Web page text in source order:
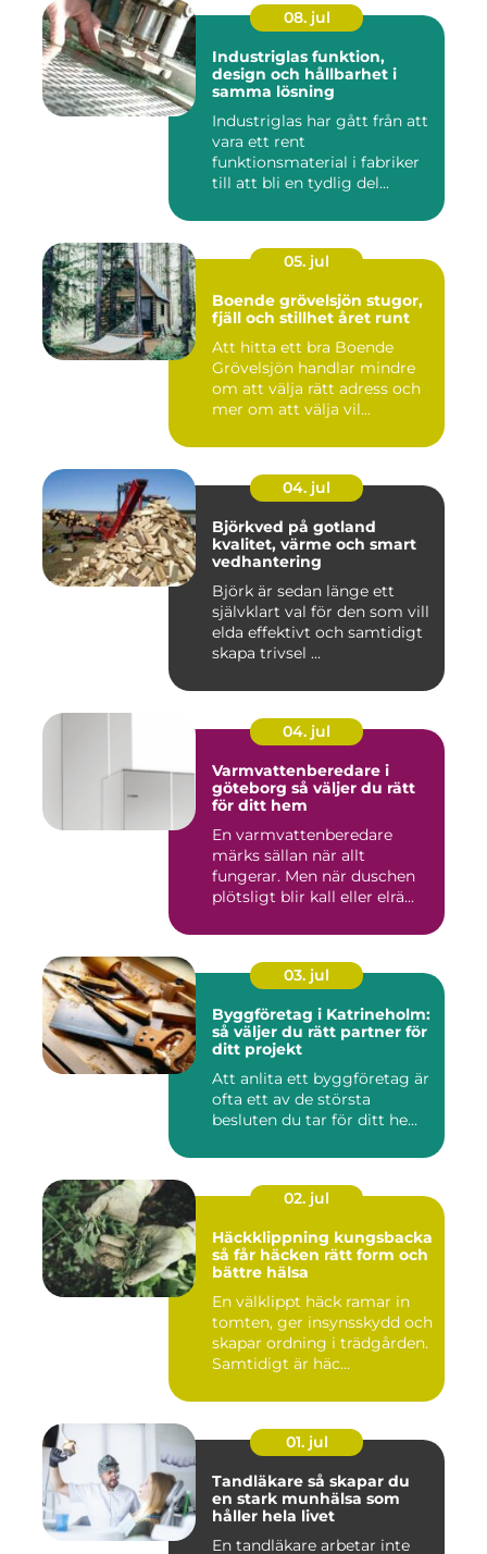
08. jul
Industriglas funktion,
design och hållbarhet i
samma lösning
Industriglas har gått från att
vara ett rent
funktionsmaterial i fabriker
till att bli en tydlig del...
05. jul
Boende grövelsjön stugor,
fjäll och stillhet året runt
Att hitta ett bra Boende
Grövelsjön handlar mindre
om att välja rätt adress och
mer om att välja vil...
04. jul
Björkved på gotland
kvalitet, värme och smart
vedhantering
Björk är sedan länge ett
självklart val för den som vill
elda effektivt och samtidigt
skapa trivsel ...
04. jul
Varmvattenberedare i
göteborg så väljer du rätt
för ditt hem
En varmvattenberedare
märks sällan när allt
fungerar. Men när duschen
plötsligt blir kall eller elrä...
03. jul
Byggföretag i Katrineholm:
så väljer du rätt partner för
ditt projekt
Att anlita ett byggföretag är
ofta ett av de största
besluten du tar för ditt he...
02. jul
Häckklippning kungsbacka
så får häcken rätt form och
bättre hälsa
En välklippt häck ramar in
tomten, ger insynsskydd och
skapar ordning i trädgården.
Samtidigt är häc...
01. jul
Tandläkare så skapar du
en stark munhälsa som
håller hela livet
En tandläkare arbetar inte